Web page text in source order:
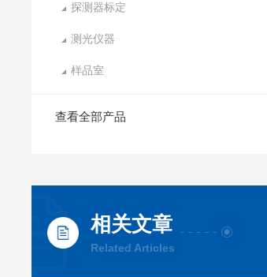
探测器标定
测光仪器
样品室
查看全部产品
相关文章
Related Articles